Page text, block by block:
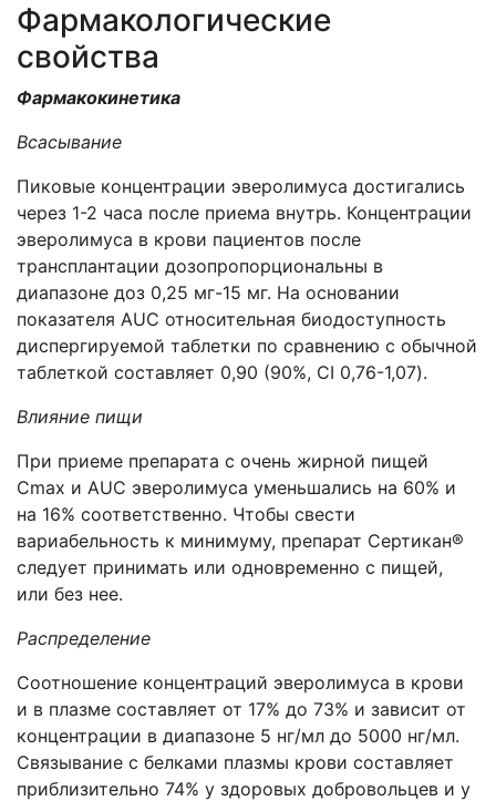
Фармакологические
свойства
Фармакокинетика
Всасывание
Пиковые концентрации эверолимуса достигались
через 1-2 часа после приема внутрь. Концентрации
эверолимуса в крови пациентов после
трансплантации дозопропорциональны в
диапазоне доз 0,25 мг-15 мг. На основании
показателя AUC относительная биодоступность
диспергируемой таблетки по сравнению с обычной
таблеткой составляет 0,90 (90%, CI 0,76-1,07).
Влияние пищи
При приеме препарата с очень жирной пищей
Cmax и AUC эверолимуса уменьшались на 60% и
на 16% соответственно. Чтобы свести
вариабельность к минимуму, препарат Сертикан®
следует принимать или одновременно с пищей,
или без нее.
Распределение
Соотношение концентраций эверолимуса в крови
и в плазме составляет от 17% до 73% и зависит от
концентрации в диапазоне 5 нг/мл до 5000 нг/мл.
Связывание с белками плазмы крови составляет
приблизительно 74% у здоровых добровольцев и у